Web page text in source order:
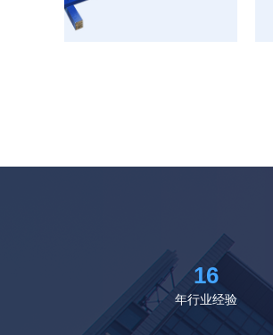
16
年行业经验